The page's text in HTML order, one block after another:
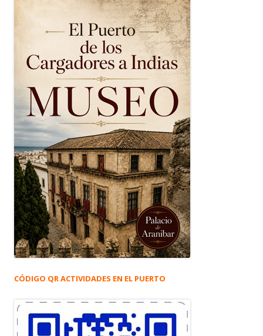
CÓDIGO QR ACTIVIDADES EN EL PUERTO